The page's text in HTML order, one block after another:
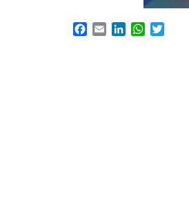
Facebook
Email LinkedInWhatsApp